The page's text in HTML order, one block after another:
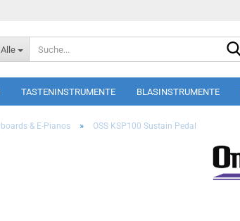
Alle
TASTENINSTRUMENTE BLASINSTRUMENTE
& E-Pianos » OSS KSP100 Sustain Pedal